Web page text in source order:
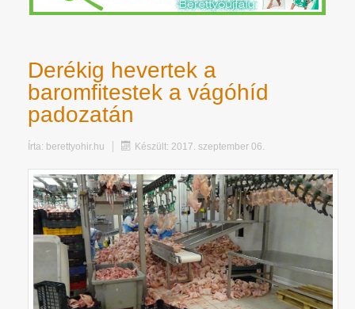
Derékig hevertek a
baromfitestek a vágóhíd
padozatán
Írta: berettyohir.hu Készült: 2017. szeptember 06.